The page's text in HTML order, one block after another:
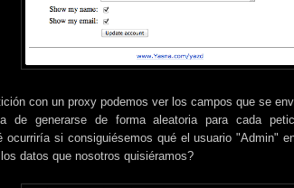
con un proxy podemos ver los campos que se
de generarse de forma aleatoria para cada
ocurriría si consiguiésemos qué el usuario "Admin"
datos que nosotros quisiéramos?